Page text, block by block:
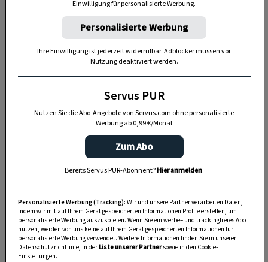
Stefanie und Marc sind Quereinsteiger, die eine
Vision hatten: Sie wollten die Landwirte in der
Umgebung dazu animieren, Bio-Lebensmittel
anzubauen – ihr Restaurant sollte der Abnehmer
sein. Und so kommt es, dass jetzt in der alten
Schule Roland König in seiner Küche regionale
Bio-Produkte verkocht. Auf der kleinen Karte
stehen zehn Gerichte, die wöchentlich wechseln.
klein, man steht satt auf, aber nicht so satt, dass
man sich zum Mittagsschlaf hinlegen muss.
Früher hat Roland bei den Olympischen Spielen
gekocht: 80.000 Essen in 16 Tagen.
Einwilligung für personalisierte Werbung.
Personalisierte Werbung
Ihre Einwilligung ist jederzeit widerrufbar. Adblocker müssen vor
Nutzung deaktiviert werden.
Servus PUR
Nutzen Sie die Abo-Angebote von Servus.com ohne personalisierte
Werbung ab 0,99 €/Monat
Zum Abo
Bereits Servus PUR-Abonnent?Hier anmelden.
Personalisierte Werbung (Tracking): Wir und unsere Partner verarbeiten Daten,
indem wir mit auf Ihrem Gerät gespeicherten Informationen Profile erstellen, um
personalisierte Werbung auszuspielen. Wenn Sie ein werbe– und trackingfreies Abo
nutzen, werden von uns keine auf Ihrem Gerät gespeicherten Informationen für
personalisierte Werbung verwendet. Weitere Informationen finden Sie in unserer
Datenschutzrichtlinie, in derListe unserer Partnersowie in den Cookie-
Einstellungen.